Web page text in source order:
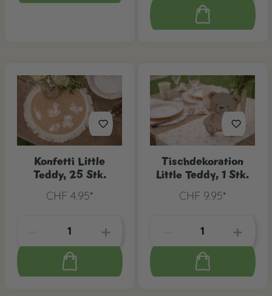
Konfetti Little
Teddy, 25 Stk.
CHF 4.95*
Tischdekoration
Little Teddy, 1 Stk.
CHF 9.95*